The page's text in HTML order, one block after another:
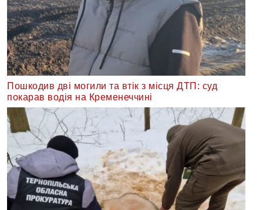
Пошкодив дві могили та втік з місця ДТП: суд
покарав водія на Кременеччині